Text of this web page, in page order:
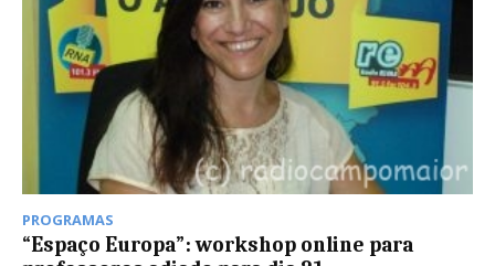
PROGRAMAS
“Espaço Europa”: workshop online para